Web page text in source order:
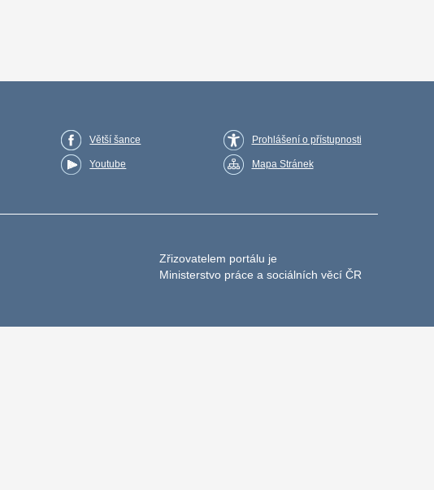
Větší šance
Youtube
Prohlášení o přístupnosti
Mapa Stránek
Zřizovatelem portálu je
Ministerstvo práce a sociálních věcí ČR